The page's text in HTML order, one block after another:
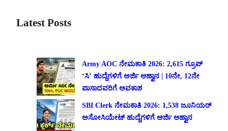
Latest Posts
Army AOC ನೇಮಕಾತಿ 2026: 2,615 ಗ್ರೂಪ್
‘ಸಿ’ ಹುದ್ದೆಗಳಿಗೆ ಅರ್ಜಿ ಆಹ್ವಾನ | 10ನೇ, 12ನೇ
ಪಾಸಾದವರಿಗೆ ಅವಕಾಶ
SBI Clerk ನೇಮಕಾತಿ 2026: 1,538 ಜೂನಿಯರ್
ಅಸೋಸಿಯೇಟ್ ಹುದ್ದೆಗಳಿಗೆ ಅರ್ಜಿ ಆಹ್ವಾನ